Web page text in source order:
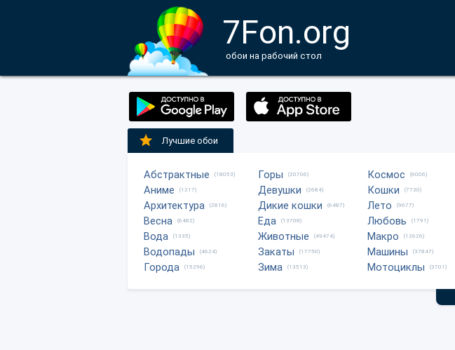
7Fon.org
обои на рабочий стол
Лучшие обои
Абстрактные (18053)
Аниме (1217)
Архитектура (2816)
Весна (6482)
Вода (1335)
Водопады (4624)
Города (15296)
Горы (20706)
Девушки (2684)
Дикие кошки (6487)
Еда (13708)
Животные (49474)
Закаты (17750)
Зима (13513)
Космос (6006)
Кошки (7730)
Лето (9677)
Любовь (1791)
Макро (12626)
Машины (37847)
Мотоциклы (3701)